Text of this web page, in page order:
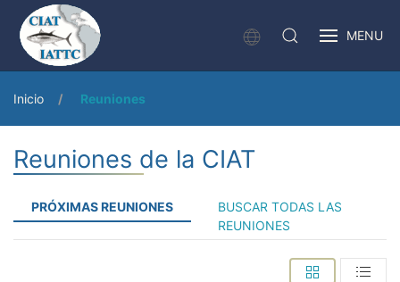
MENU
Inicio Reuniones
Reuniones de la CIAT
PRÓXIMAS REUNIONES
BUSCAR TODAS LAS
REUNIONES